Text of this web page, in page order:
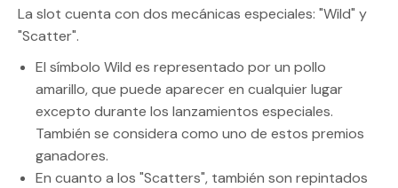
La slot cuenta con dos mecánicas especiales: "Wild" y
"Scatter".
El símbolo Wild es representado por un pollo
amarillo, que puede aparecer en cualquier lugar
excepto durante los lanzamientos especiales.
También se considera como uno de estos premios
ganadores.
En cuanto a los "Scatters", también son repintados